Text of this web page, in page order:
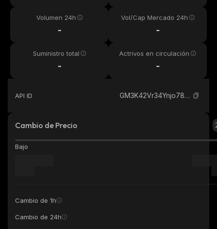
Volumen 24h
-
Vol/Cap Mercado 24h
-
Suministro total
-
Actrivos en circulación
-
API ID GM3K42Vr34Ynjo78MPneqx4mFxajWr2wjqGAesV5ZxhS_solana
Cambio de Precio
Bajo
Cambio de 1h
Cambio de 24h